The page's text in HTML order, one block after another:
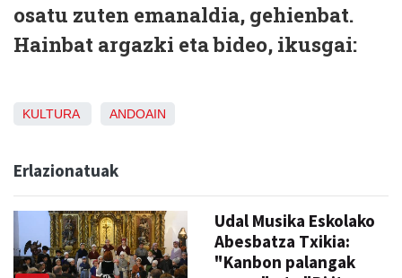
osatu zuten emanaldia, gehienbat.
Hainbat argazki eta bideo, ikusgai:
KULTURA ANDOAIN
Erlazionatuak
Udal Musika Eskolako
Abesbatza Txikia:
"Kanbon palangak